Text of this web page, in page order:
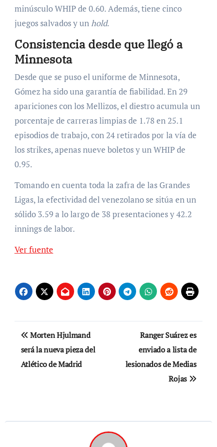
minúsculo WHIP de 0.60. Además, tiene cinco
juegos salvados y unhold.
Consistencia desde que llegó a
Minnesota
Desde que se puso el uniforme de Minnesota,
Gómez ha sido una garantía de fiabilidad. En 29
apariciones con los Mellizos, el diestro acumula un
porcentaje de carreras limpias de 1.78 en 25.1
episodios de trabajo, con 24 retirados por la vía de
los strikes, apenas nueve boletos y un WHIP de
0.95.
Tomando en cuenta toda la zafra de las Grandes
Ligas, la efectividad del venezolano se sitúa en un
sólido 3.59 a lo largo de 38 presentaciones y 42.2
innings de labor.
Ver fuente
Navegación
de
entradas
Morten Hjulmand
será la nueva pieza del
Atlético de Madrid
Ranger Suárez es
enviado a lista de
lesionados de Medias
Rojas